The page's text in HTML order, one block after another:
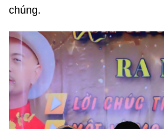
chúng.